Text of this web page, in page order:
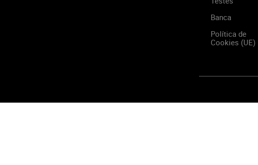
Banca
Política de
Cookies (UE)